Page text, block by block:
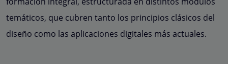
temáticos, que cubren tanto los principios clásicos del
diseño como las aplicaciones digitales más actuales.